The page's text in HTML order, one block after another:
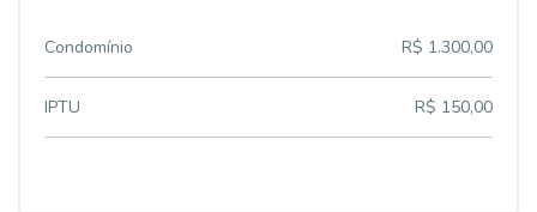
Condomínio R$ 1.300,00
IPTU R$ 150,00